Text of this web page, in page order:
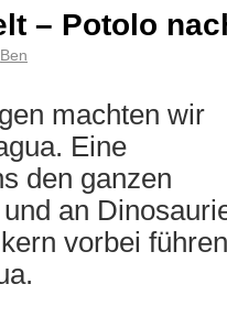
– Potolo
Ben
machten wir
Eine
den ganzen
an
vorbei